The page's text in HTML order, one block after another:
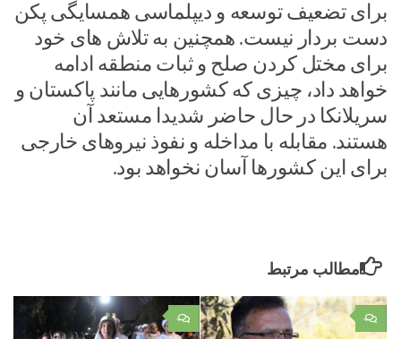
برای تضعیف توسعه و دیپلماسی همسایگی پکن
دست بردار نیست. همچنین به تلاش های خود
برای مختل کردن صلح و ثبات منطقه ادامه
خواهد داد، چیزی که کشورهایی مانند پاکستان و
سریلانکا در حال حاضر شدیدا مستعد آن
هستند. مقابله با مداخله و نفوذ نیروهای خارجی
برای این کشورها آسان نخواهد بود.
مطالب مرتبط
۰ ۰